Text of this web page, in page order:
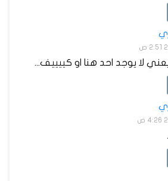
يعني لا يوجد احد هنا او كييييف...